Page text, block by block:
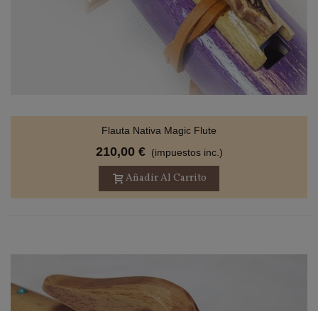
Flauta Nativa Magic Flute
210,00 € (impuestos inc.)
Añadir Al Carrito